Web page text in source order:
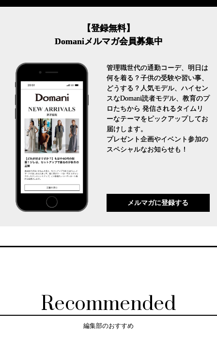
【登録無料】
Domaniメルマガ会員募集中
管理職世代の通勤コーデ、明日は
何を着る？子供の受験や習い事、
どうする？人気モデル、ハイセン
スなDomani読者モデル、教育のプ
ロたちから 発信されるタイムリ
ーなテーマをピックアップしてお
届けします。
プレゼント企画やイベント参加の
スペシャルなお知らせも！
メルマガに登録する
Recommended
編集部のおすすめ